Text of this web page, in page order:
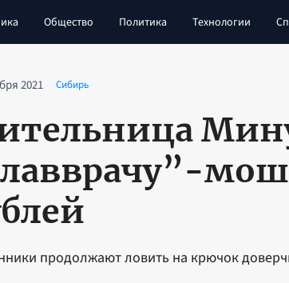
Общество Политика Технологии
2021 Сибирь
продолжают ловить на крючок